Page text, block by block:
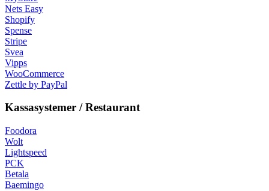
Nets Easy
Shopify
Spense
Stripe
Svea
Vipps
WooCommerce
Zettle by PayPal
Kassasystemer / Restaurant
Foodora
Wolt
Lightspeed
PCK
Betala
Baemingo